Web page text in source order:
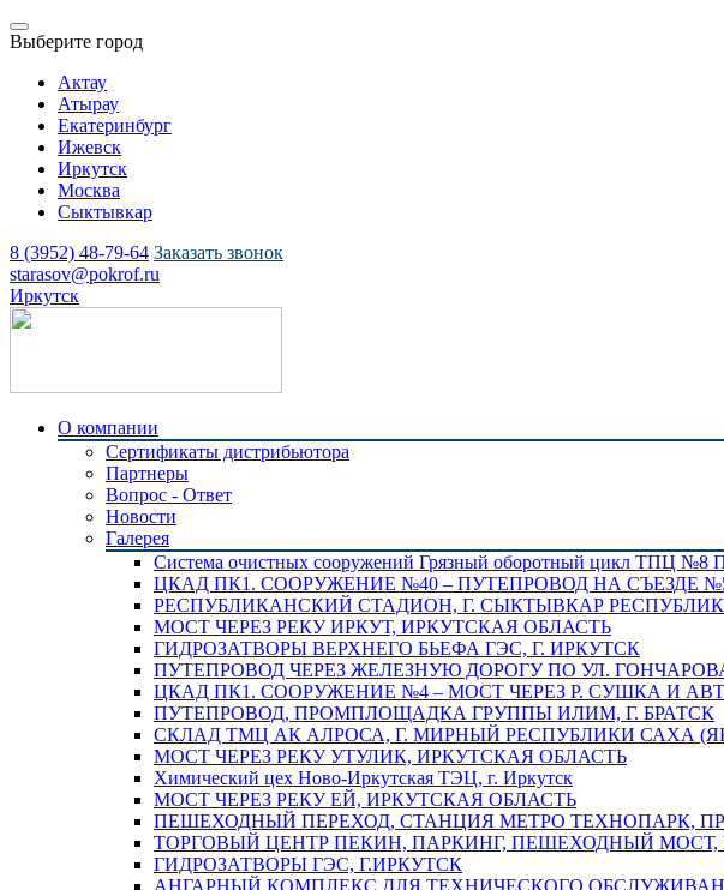
Выберите город
Актау
Атырау
Екатеринбург
Ижевск
Иркутск
Москва
Сыктывкар
8 (3952) 48-79-64 Заказать звонок
starasov@pokrof.ru
Иркутск
О компании
Сертификаты дистрибьютора
Партнеры
Вопрос - Ответ
Новости
Галерея
Система очистных сооружений Грязный оборотный цикл ТПЦ №8
ЦКАД ПК1. СООРУЖЕНИЕ №40 – ПУТЕПРОВОД НА СЪЕЗДЕ
РЕСПУБЛИКАНСКИЙ СТАДИОН, Г. СЫКТЫВКАР
МОСТ ЧЕРЕЗ РЕКУ ИРКУТ, ИРКУТСКАЯ ОБЛАСТЬ
ГИДРОЗАТВОРЫ ВЕРХНЕГО БЬЕФА ГЭС, Г. ИРКУТСК
ПУТЕПРОВОД ЧЕРЕЗ ЖЕЛЕЗНУЮ ДОРОГУ ПО УЛ.
ЦКАД ПК1. СООРУЖЕНИЕ №4 – МОСТ ЧЕРЕЗ Р. СУШКА И
ПУТЕПРОВОД, ПРОМПЛОЩАДКА ГРУППЫ ИЛИМ, Г. БРАТСК
СКЛАД ТМЦ АК АЛРОСА, Г. МИРНЫЙ РЕСПУБЛИКИ САХА
МОСТ ЧЕРЕЗ РЕКУ УТУЛИК, ИРКУТСКАЯ ОБЛАСТЬ
Химический цех Ново-Иркутская ТЭЦ, г. Иркутск
МОСТ ЧЕРЕЗ РЕКУ ЕЙ, ИРКУТСКАЯ ОБЛАСТЬ
ПЕШЕХОДНЫЙ ПЕРЕХОД, СТАНЦИЯ МЕТРО ТЕХНОПАРК,
ТОРГОВЫЙ ЦЕНТР ПЕКИН, ПАРКИНГ, ПЕШЕХОДНЫЙ МОСТ,
ГИДРОЗАТВОРЫ ГЭС, Г.ИРКУТСК
АНГАРНЫЙ КОМПЛЕКС ДЛЯ ТЕХНИЧЕСКОГО